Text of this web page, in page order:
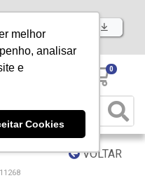
melhor
analisar
e
Cookies
Baixe já nosso APP
0
VOLTAR